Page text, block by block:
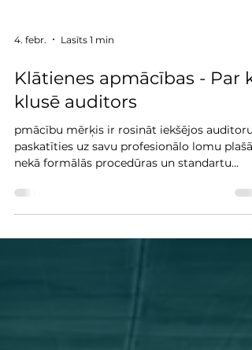
4. febr. Lasīts 1 min
Klātienes apmācības - Par
klusē auditors
pmācību mērķis ir rosināt iekšējos auditorus
nekā formālās procedūras un standartu
prasības.